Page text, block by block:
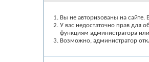
Вы не авторизованы на сайте.
У вас недостаточно прав для
функциям администратора
Возможно, администратор